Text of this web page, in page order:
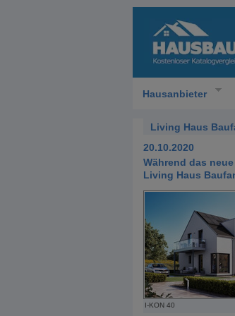
Hausanbieter
Living Haus
20.10.2020
Während das
Living Haus
I-KON 40